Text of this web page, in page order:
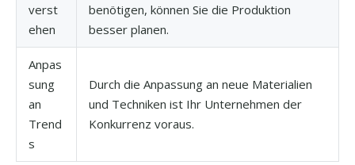
verst
ehen
benötigen, können Sie die Produktion
besser planen.
Anpas
sung
an
Trend
s
Durch die Anpassung an neue Materialien
und Techniken ist Ihr Unternehmen der
Konkurrenz voraus.